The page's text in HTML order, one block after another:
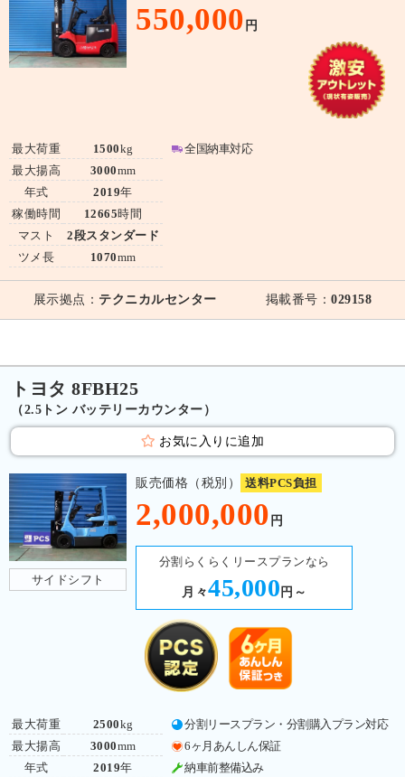
550,000 円
最大荷重
最大揚高
年式
稼働時間
マスト
ツメ長
1500kg
3000mm
2019年
12665時間
2段スタンダード
1070mm
全国納車対応
展示拠点： テクニカルセンター 掲載番号：029158
トヨタ 8FBH25
（2.5トン バッテリーカウンター）
お気に入りに追加
サイドシフト
販売価格（税別） 送料PCS負担
2,000,000 円
分割らくらくリースプランなら
月々45,000 円～
最大荷重
最大揚高
年式
2500kg
3000mm
2019年
分割リースプラン・分割購入プラン対応
6ヶ月あんしん保証
納車前整備込み